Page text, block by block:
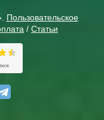
Пользовательское
/ Статьи